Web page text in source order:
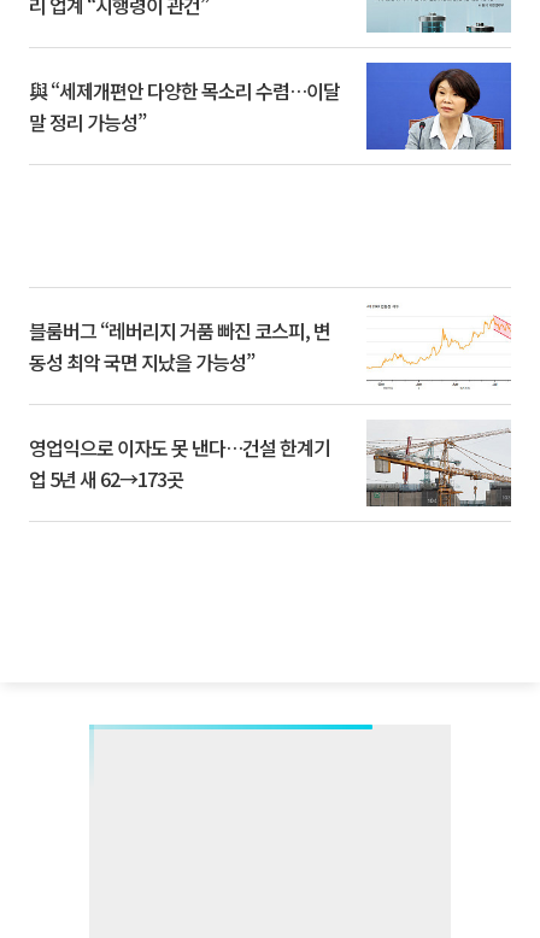
與 “세제개편안 다양한 목소리 수렴…이달
말 정리 가능성”
블룸버그 “레버리지 거품 빠진 코스피, 변
동성 최악 국면 지났을 가능성”
영업익으로 이자도 못 낸다…건설 한계기
업 5년 새 62→173곳